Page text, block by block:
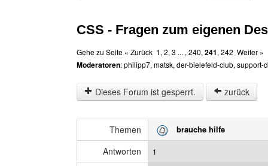
CSS - Fragen zum eigenen
Gehe zu Seite « Zurück 1, 2, 3 ... , 240, 241, 242 Weiter »
Moderatoren:philipp7, matsk, der-bielefeld-club, support-
Dieses Forum ist gesperrt. zurück
Themen brauche hilfe
Antworten 1